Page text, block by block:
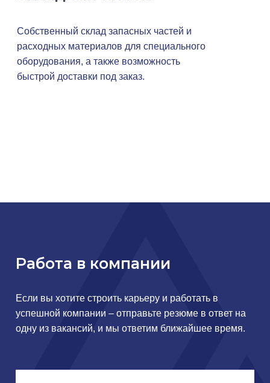
Собственный склад запасных частей и
расходных материалов для специального
оборудования, а также возможность
быстрой доставки под заказ.
Работа в компании
Если вы хотите строить карьеру и работать в
успешной компании – отправьте резюме в ответ на
одну из вакансий, и мы ответим ближайшее время.